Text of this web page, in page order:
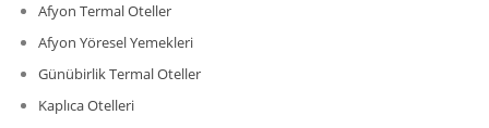
Afyon Termal Oteller
Afyon Yöresel Yemekleri
Günübirlik Termal Oteller
Kaplıca Otelleri